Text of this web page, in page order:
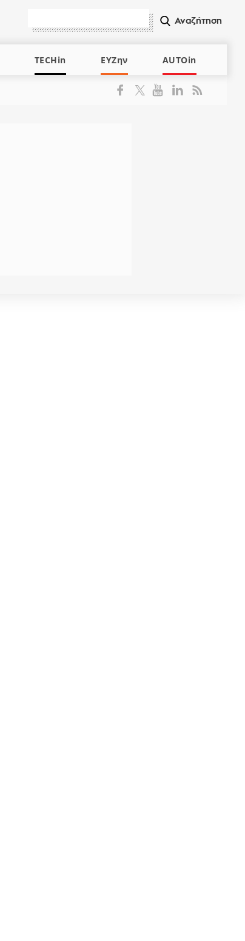
TECHin ΕΥΖην AUTOin